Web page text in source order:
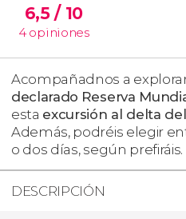
6,5/ 10
4 opiniones
Acompañadnos a
declarado Reserva
esta excursión al delta
Además, podréis elegir
o dos días, según prefiráis.
DESCRIPCIÓN